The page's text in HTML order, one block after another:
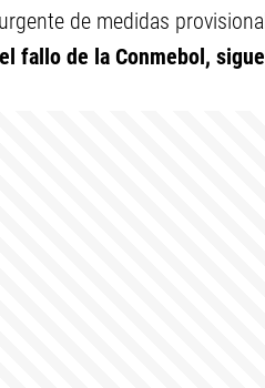
de medidas
fallo de la Conmebol,